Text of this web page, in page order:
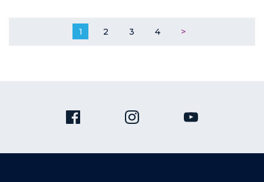
1 2 3 4 >